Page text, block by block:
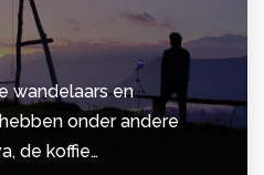
wandelaars en
onder andere
de koffie…